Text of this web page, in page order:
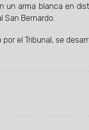
un arma blanca en
San Bernardo.
el Tribunal, se